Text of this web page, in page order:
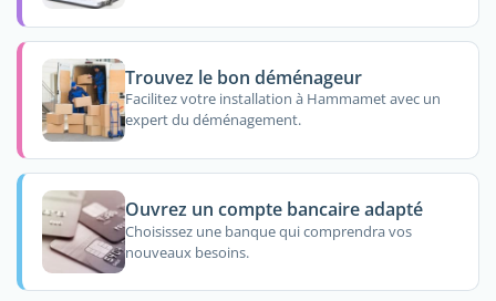
Trouvez le bon déménageur
Facilitez votre installation à Hammamet avec un
expert du déménagement.
Ouvrez un compte bancaire adapté
Choisissez une banque qui comprendra vos
nouveaux besoins.